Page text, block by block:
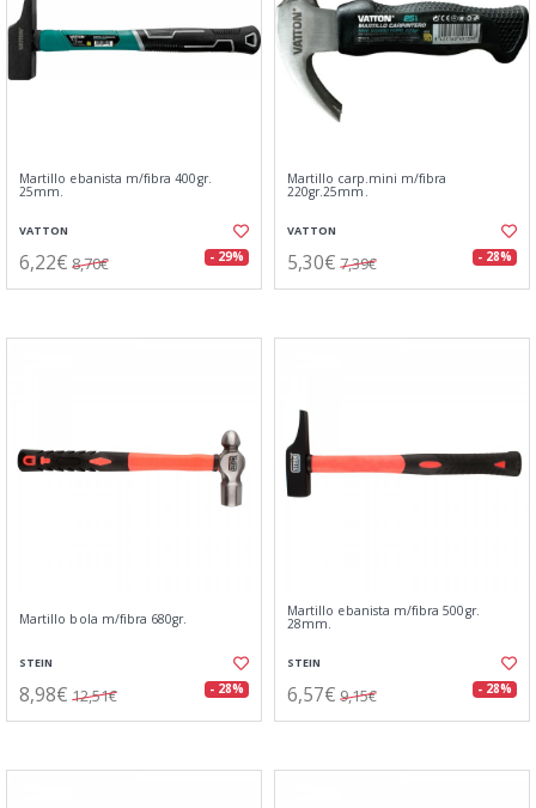
Martillo ebanista m/fibra 400gr.
25mm.
VATTON
6,22€ 8,70€ - 29%
Martillo carp.mini m/fibra
220gr.25mm.
VATTON
5,30€ 7,39€ - 28%
Martillo bola m/fibra 680gr.
STEIN
8,98€ 12,51€ - 28%
Martillo ebanista m/fibra 500gr.
28mm.
STEIN
6,57€ 9,15€ - 28%